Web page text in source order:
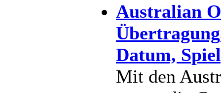
Australian
Datum,
Mit den